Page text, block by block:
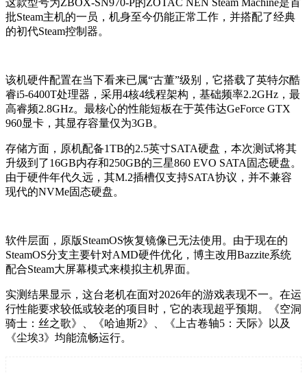
批Steam主机的一员，机身至今仍能正常工作，并搭配了经典
的初代Steam控制器。
该机硬件配置在当下看来已属“古董”级别，它搭载了英特尔酷
睿i5-6400T处理器，采用4核4线程架构，基础频率2.2GHz，最
高睿频2.8GHz。最核心的性能短板在于英伟达GeForce GTX
960显卡，其显存容量仅为3GB。
存储方面，原机配备1TB的2.5英寸SATA硬盘，本次测试将其
升级到了16GB内存和250GB的三星860 EVO SATA固态硬盘。
由于硬件年代久远，其M.2插槽仅支持SATA协议，并不兼容
现代的NVMe固态硬盘。
软件层面，原版SteamOS恢复镜像已无法使用。由于现在的
SteamOS分支主要针对AMD硬件优化，博主改用Bazzite系统
配合Steam大屏幕模式来模拟主机界面。
实测结果显示，这台老机在面对2026年的游戏表现不一。在运
行性能要求较低或较老的项目时，它的表现超乎预期。《空洞
骑士：丝之歌》、《哈迪斯2》、《上古卷轴5：天际》以及
《尘埃3》均能流畅运行。